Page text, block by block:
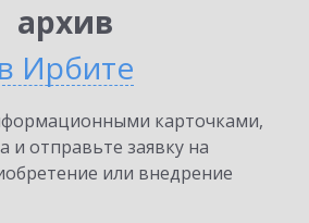
архив
в Ирбите
карточками,
и отправьте заявку на
или внедрение